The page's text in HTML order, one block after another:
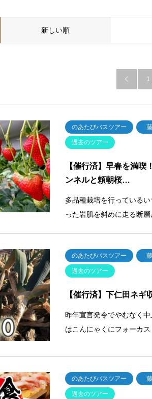
新しい順
 1
のあたびバスツアー
過去のツアー
【催行済】早春を満喫
ンネルと頼朝桜…
多品種栽培を行っている
った岩肌を斜めに走る断
のあたびバスツアー
過去のツアー
【催行済】下仁田ネ
昨年宣言発令でやむなく
はこんにゃくにフォーカ
のあたびバスツアー
過去のツアー